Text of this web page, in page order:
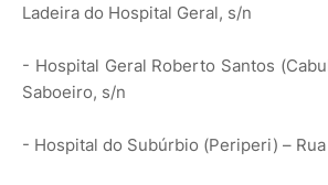
Ladeira do Hospital Geral, s/n
- Hospital Geral Roberto Santos
Saboeiro, s/n
- Hospital do Subúrbio (Periperi) – Rua